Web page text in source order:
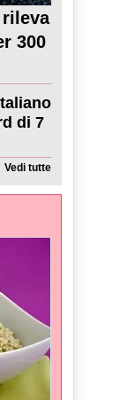
300
di 7
Vedi tutte